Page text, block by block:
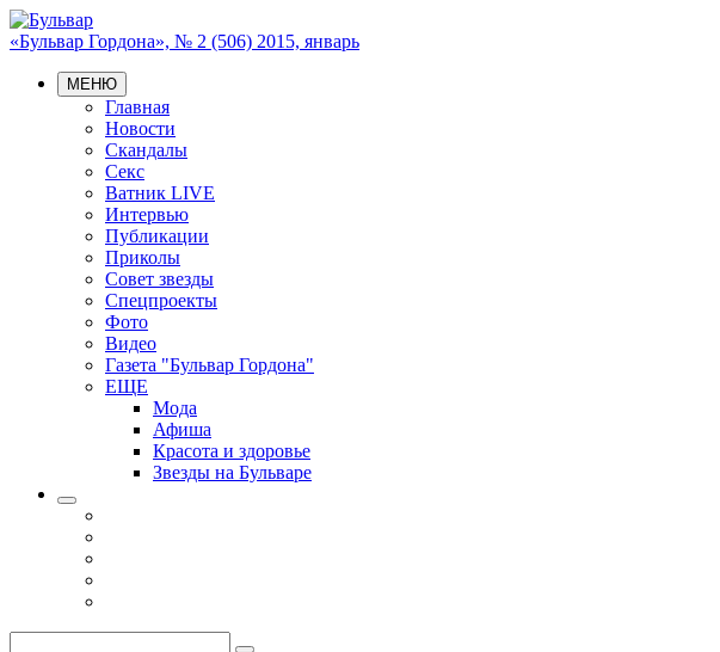
«Бульвар Гордона», № 2 (506) 2015, январь
МЕНЮ
Главная
Новости
Скандалы
Секс
Ватник LIVE
Интервью
Публикации
Приколы
Совет звезды
Спецпроекты
Фото
Видео
Газета "Бульвар Гордона"
ЕЩЕ
Мода
Афиша
Красота и здоровье
Звезды на Бульваре